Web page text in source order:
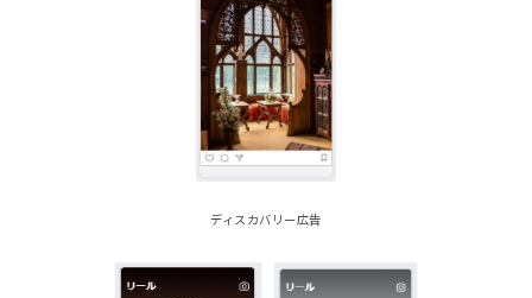
ディスカバリー広告